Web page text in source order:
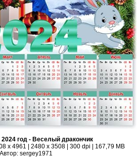
2024 год - Веселый дракончик
x 4961 | 2480 x 3508 | 300 dpi | 167,79 MB
Автор: sergey1971